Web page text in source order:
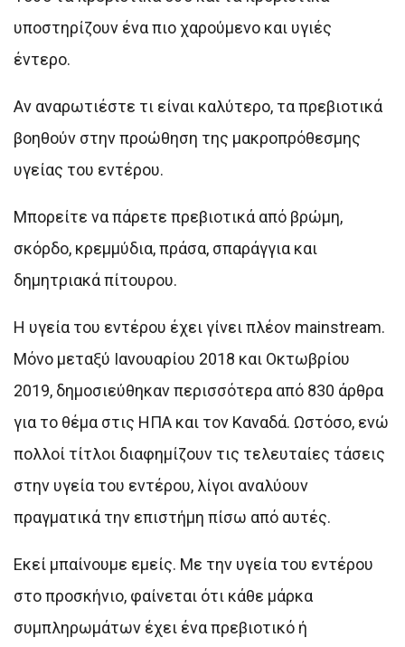
υποστηρίζουν ένα πιο χαρούμενο και υγιές
έντερο.
Αν αναρωτιέστε τι είναι καλύτερο, τα πρεβιοτικά
βοηθούν στην προώθηση της μακροπρόθεσμης
υγείας του εντέρου.
Μπορείτε να πάρετε πρεβιοτικά από βρώμη,
σκόρδο, κρεμμύδια, πράσα, σπαράγγια και
δημητριακά πίτουρου.
Η υγεία του εντέρου έχει γίνει πλέον mainstream.
Μόνο μεταξύ Ιανουαρίου 2018 και Οκτωβρίου
2019, δημοσιεύθηκαν περισσότερα από 830 άρθρα
για το θέμα στις ΗΠΑ και τον Καναδά. Ωστόσο, ενώ
πολλοί τίτλοι διαφημίζουν τις τελευταίες τάσεις
στην υγεία του εντέρου, λίγοι αναλύουν
πραγματικά την επιστήμη πίσω από αυτές.
Εκεί μπαίνουμε εμείς. Με την υγεία του εντέρου
στο προσκήνιο, φαίνεται ότι κάθε μάρκα
συμπληρωμάτων έχει ένα πρεβιοτικό ή